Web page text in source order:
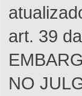
art. 39
NO